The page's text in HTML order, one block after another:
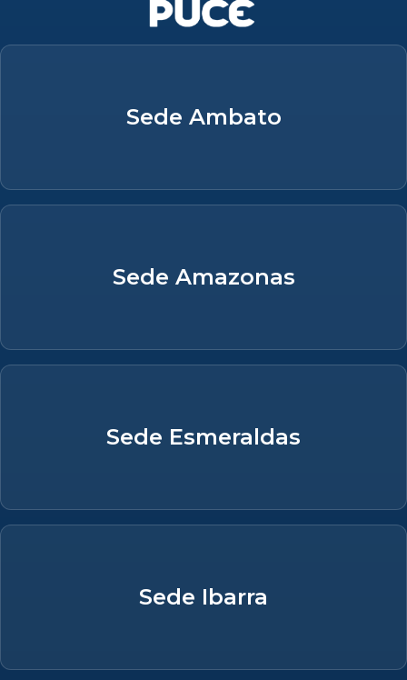
Sede Ambato
Sede Amazonas
Sede Esmeraldas
Sede Ibarra